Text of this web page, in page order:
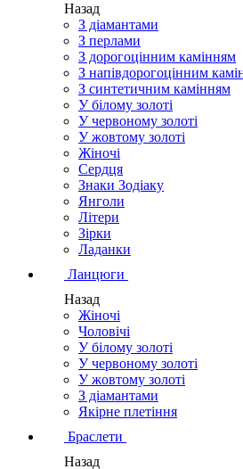
Назад
З діамантами
З перлами
З дорогоцінним камінням
З напівдорогоцінним
З синтетичним камінням
У білому золоті
У червоному золоті
У жовтому золоті
Жіночі
Сердця
Знаки Зодіаку
Янголи
Літери
Зірки
Ладанки
Ланцюги
Назад
Жіночі
Чоловічі
У білому золоті
У червоному золоті
У жовтому золоті
З діамантами
Якірне плетіння
Браслети
Назад